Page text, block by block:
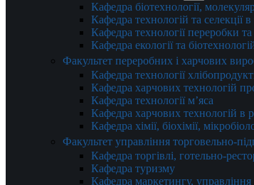
Кафедра біотехнології,
Кафедра технологій та селекції
Кафедра технології переробки
Кафедра екології та
Факультет переробних і харчових
Кафедра технології
Кафедра харчових технологій
Кафедра технології м’яса
Кафедра харчових технологій в
Кафедра хімії, біохімії,
Факультет управління торговельно-
Кафедра торгівлі, готельно-
Кафедра туризму
Кафедра маркетингу,